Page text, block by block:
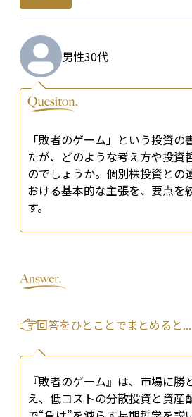
男性30代
「敗者のゲーム」という投資の
たが、どのような考え方や投資
のでしょうか。個別株投資との
おける基本的な主張を、要点を
す。
回答をひとことでまとめると...
『敗者のゲーム』は、市場に
え、低コストの分散投資と資産